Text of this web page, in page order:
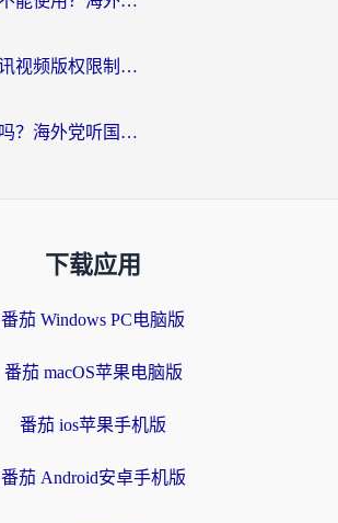
海外党必看：腾讯视频版权限制怎么破？3步让你轻松追剧
国外可以用豆瓣吗？海外党听国内音乐听书的实用指南
下载应用
番茄 Windows PC电脑版
番茄 macOS苹果电脑版
番茄 ios苹果手机版
番茄 Android安卓手机版